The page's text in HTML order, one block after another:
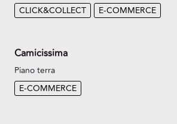
CLICK&COLLECT
E-COMMERCE
Camicissima
Piano terra
E-COMMERCE